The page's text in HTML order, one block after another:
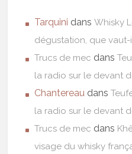
Tarquini dansWhisky
dégustation, que vaut-
Trucs de mec dans
la radio sur le devant
Chantereau dans
la radio sur le devant
Trucs de mec dans
visage du whisky